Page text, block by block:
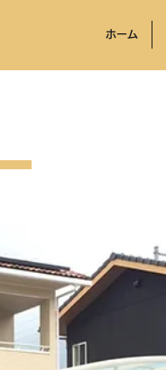
ホーム